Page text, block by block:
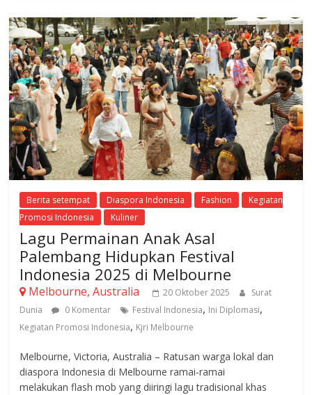
Berita setempat Diaspora Indonesia Fashion
Kegiatan
Promosi Indonesia
Kuliner
Lagu Permainan Anak Asal
Palembang Hidupkan Festival
Indonesia 2025 di Melbourne
Melbourne, Australia 20 Oktober 2025
Surat
Dunia
0 Komentar Festival Indonesia, Ini Diplomasi,
Kegiatan Promosi Indonesia, Kjri Melbourne
Melbourne, Victoria, Australia – Ratusan warga lokal dan
diaspora Indonesia di Melbourne ramai-ramai
melakukan flash mob yang diiringi lagu tradisional khas